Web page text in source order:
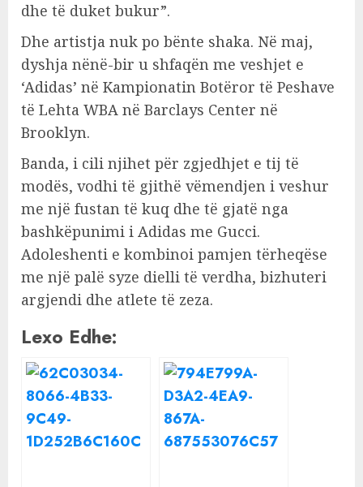
dhe të duket bukur”.
Dhe artistja nuk po bënte shaka. Në maj,
dyshja nënë-bir u shfaqën me veshjet e
‘Adidas’ në Kampionatin Botëror të Peshave
të Lehta WBA në Barclays Center në
Brooklyn.
Banda, i cili njihet për zgjedhjet e tij të
modës, vodhi të gjithë vëmendjen i veshur
me një fustan të kuq dhe të gjatë nga
bashkëpunimi i Adidas me Gucci.
Adoleshenti e kombinoi pamjen tërheqëse
me një palë syze dielli të verdha, bizhuteri
argjendi dhe atlete të zeza.
Lexo Edhe: